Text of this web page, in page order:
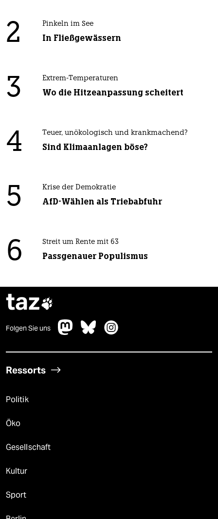
2 Pinkeln im See
In Fließgewässern
3 Extrem-Temperaturen
Wo die Hitzeanpassung scheitert
4 Teuer, unökologisch und krankmachend?
Sind Klimaanlagen böse?
5 Krise der Demokratie
AfD-Wählen als Triebabfuhr
6 Streit um Rente mit 63
Passgenauer Populismus
taz
Folgen Sie uns
Ressorts
Politik
Öko
Gesellschaft
Kultur
Sport